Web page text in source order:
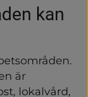
kan
är
lokalvård,